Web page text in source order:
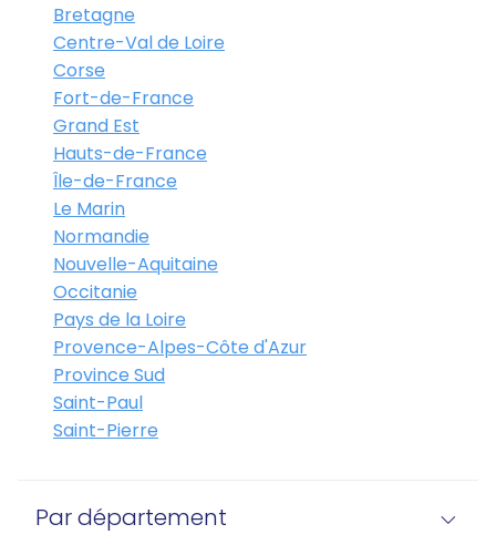
Bretagne
Centre-Val de Loire
Corse
Fort-de-France
Grand Est
Hauts-de-France
Île-de-France
Le Marin
Normandie
Nouvelle-Aquitaine
Occitanie
Pays de la Loire
Provence-Alpes-Côte d'Azur
Province Sud
Saint-Paul
Saint-Pierre
Par département